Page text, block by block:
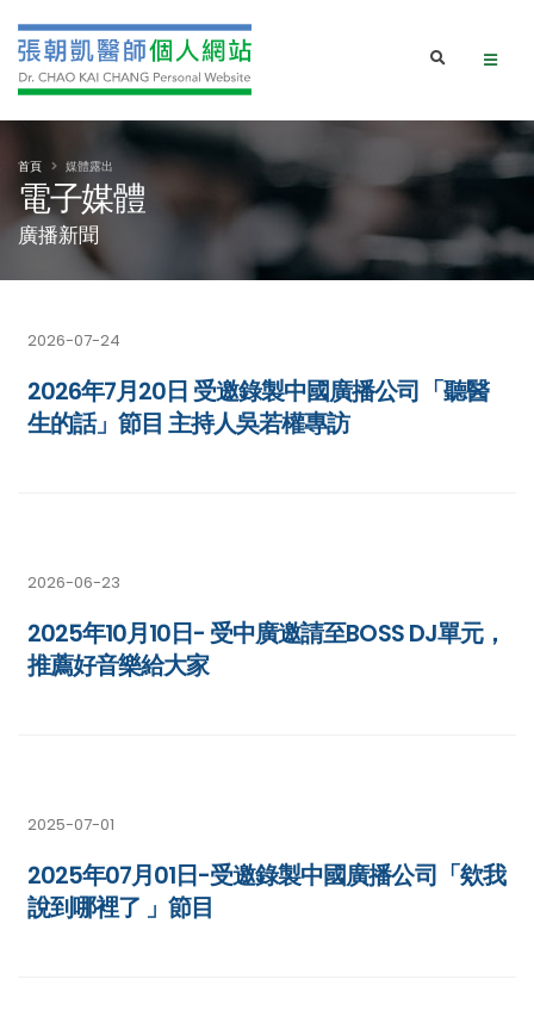
電子媒體
廣播新聞
首頁 媒體露出
2026-07-24
2026年7月20日 受邀錄製中國廣播公司「聽醫
生的話」節目 主持人吳若權專訪
2026-06-23
2025年10月10日- 受中廣邀請至BOSS DJ單元，
推薦好音樂給大家
2025-07-01
2025年07月01日-受邀錄製中國廣播公司「欸我
說到哪裡了​ 」節目